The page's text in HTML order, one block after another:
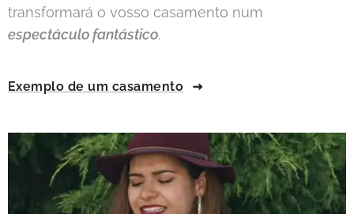
transformará o vosso casamento num
espectáculo fantástico.
Exemplo de um casamento